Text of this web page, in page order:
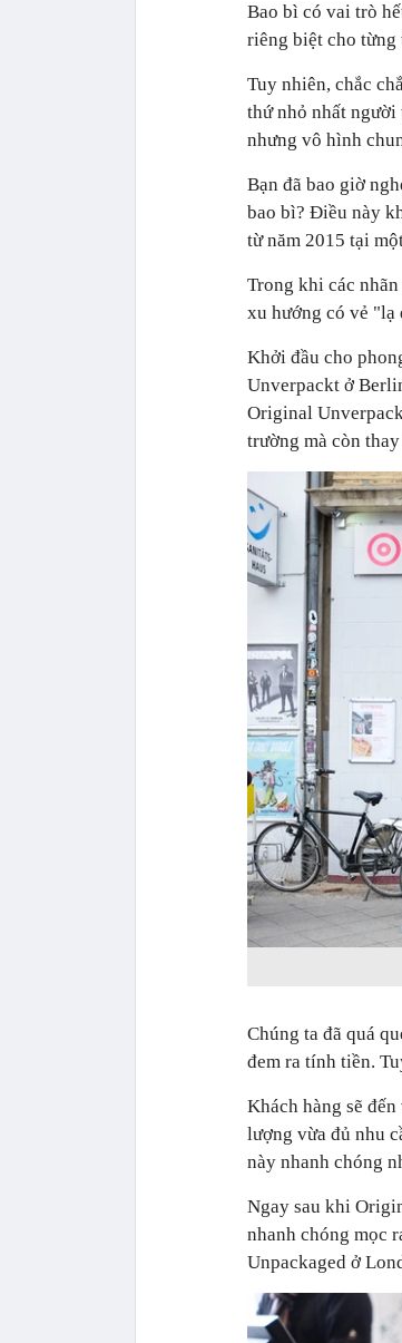
Bao bì có vai trò
riêng biệt cho từng
Tuy nhiên, chắc
thứ nhỏ nhất
nhưng vô hình
Bạn đã bao giờ
bao bì? Điều này
từ năm 2015 tại
Trong khi các
xu hướng có vẻ "lạ
Khởi đầu cho
Unverpackt ở
Original
trường mà còn
Chúng ta đã quá
đem ra tính tiền.
Khách hàng sẽ
lượng vừa đủ nhu
này nhanh chóng
Ngay sau khi
nhanh chóng mọc
Unpackaged ở